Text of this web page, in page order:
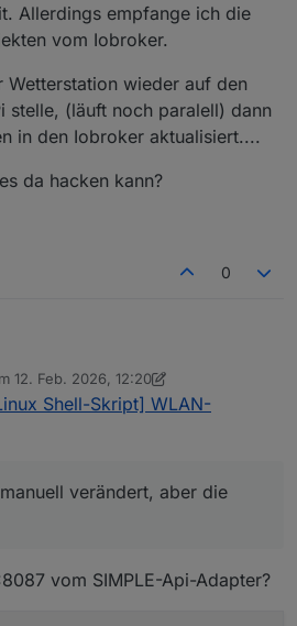
Allerdings empfange ich die
vom Iobroker.
Wetterstation wieder auf den
stelle, (läuft noch paralell) dann
in den Iobroker aktualisiert....
da hacken kann?
0
immer top. Habe aktuell
Slave auf dem das skript läuft neu
neu aufgesetzt,
--debug
die Daten nicht in den Objekten vom
an der Wetterstation wieder auf den
RasPi stelle, (läuft noch paralell)
12. Feb. 2026, 12:20
von Boronsbruder
Shell-Skript] WLAN-
verändert, aber die
vom SIMPLE-Api-Adapter?